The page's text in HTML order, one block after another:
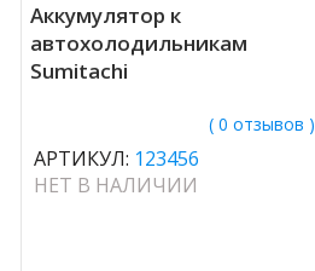
Аккумулятор к
автохолодильникам
Sumitachi
( 0 отзывов )
АРТИКУЛ: 123456
НЕТ В НАЛИЧИИ